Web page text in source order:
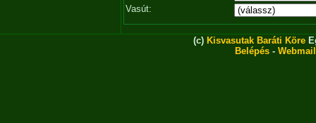
Vasút:
(c) Kisvasutak Baráti Köre
Belépés - Webmail